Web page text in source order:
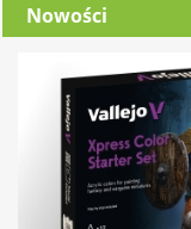
Nowości